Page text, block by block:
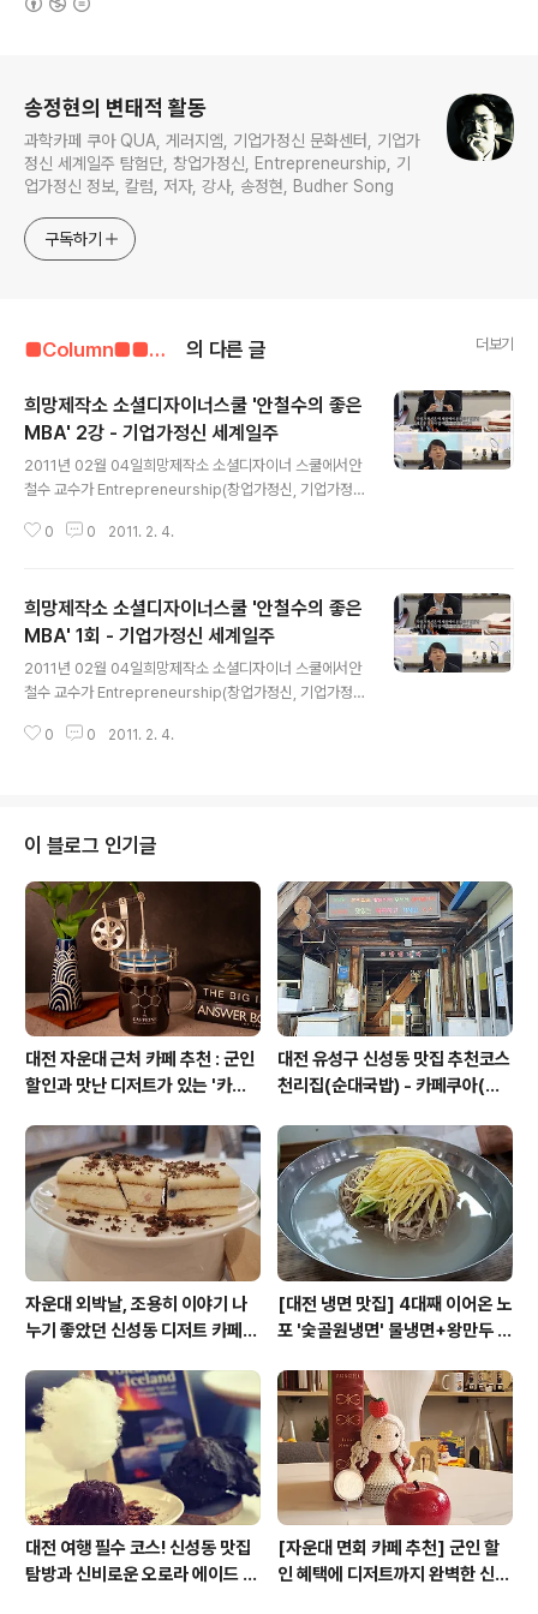
송정현의 변태적 활동
과학카페 쿠아 QUA, 게러지엠, 기업가정신 문화센터, 기업가
정신 세계일주 탐험단, 창업가정신, Entrepreneurship, 기
업가정신 정보, 칼럼, 저자, 강사, 송정현, Budher Song
구독하기
■Column■■■■■/기업가정신 관련 자료 의 다른 글 더보기
희망제작소 소셜디자이너스쿨 '안철수의 좋은
MBA' 2강 - 기업가정신 세계일주
2011년 02월 04일희망제작소 소셜디자이너 스쿨에서안
철수 교수가 Entrepreneurship(창업가정신, 기업가정
p에 대한 올바른 이해를 할 수 있는 좋은 기회라 생각된다.
작소 소셜디자이너스쿨안철수의 좋은 MBA2강. 자영업
케이스 스터디(Harvard Business School Case)불황
의 시대를 타개해 나갈 기업가정신의 진수,청년들이여 안
정된 직장이 아닌 더 큰 꿈을 향해 도전하라!성공한 벤처경
영인이자 존경받는 기업인 안철수 교수, 그가 직접 창업과
기업경영의 진수를 소개합니다.자신의 위기를 창조적으로
0 0 2011. 2. 4.
희망제작소 소셜디자이너스쿨 '안철수의 좋은
MBA' 1회 - 기업가정신 세계일주
2011년 02월 04일희망제작소 소셜디자이너 스쿨에서안
철수 교수가 Entrepreneurship(창업가정신, 기업가정
p에 대한 올바른 이해를 할 수 있는 좋은 기회라 생각된다.
출하는 창조적 기업가 정신불황의 시대를 타개해 나갈 기
업가정신의 진수,청년들이여 안정된 직장이 아닌 더 큰 꿈
을 향해 도전하라!성공한 벤처경영인이자 존경받는 기업인
안철수 교수, 그가 직접 창업과 기업경영의 진수를 소개합
니다.자신의 위기를 창조적으로 극복하고자 하는 분, 더 큰
가능성을 확..
0 0 2011. 2. 4.
이 블로그 인기글
대전 자운대 근처 카페 추천 : 군인
할인과 맛난 디저트가 있는 '카페
대전 유성구 신성동 맛집 추천코스
천리집(순대국밥) - 카페쿠아(커
자운대 외박날, 조용히 이야기 나
누기 좋았던 신성동 디저트 카페
[대전 냉면 맛집] 4대째 이어온 노
포 '숯골원냉면' 물냉면+왕만두 조
대전 여행 필수 코스! 신성동 맛집
탐방과 신비로운 오로라 에이드 체
[자운대 면회 카페 추천] 군인 할
인 혜택에 디저트까지 완벽한 신성